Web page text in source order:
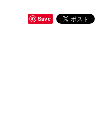
Save